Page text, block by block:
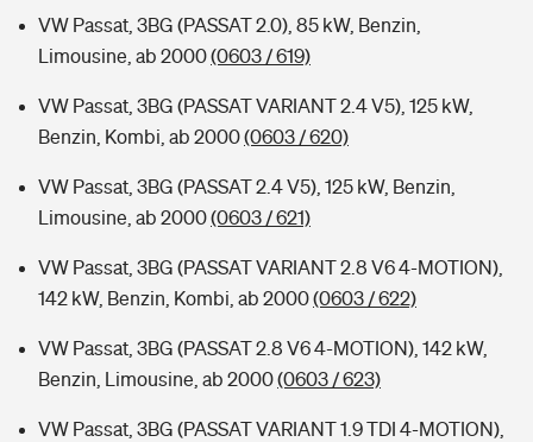
VW Passat, 3BG (PASSAT 2.0), 85 kW, Benzin,
Limousine, ab 2000(0603 / 619)
VW Passat, 3BG (PASSAT VARIANT 2.4 V5), 125 kW,
Benzin, Kombi, ab 2000(0603 / 620)
VW Passat, 3BG (PASSAT 2.4 V5), 125 kW, Benzin,
Limousine, ab 2000(0603 / 621)
VW Passat, 3BG (PASSAT VARIANT 2.8 V6 4-MOTION),
142 kW, Benzin, Kombi, ab 2000(0603 / 622)
VW Passat, 3BG (PASSAT 2.8 V6 4-MOTION), 142 kW,
Benzin, Limousine, ab 2000(0603 / 623)
VW Passat, 3BG (PASSAT VARIANT 1.9 TDI 4-MOTION),